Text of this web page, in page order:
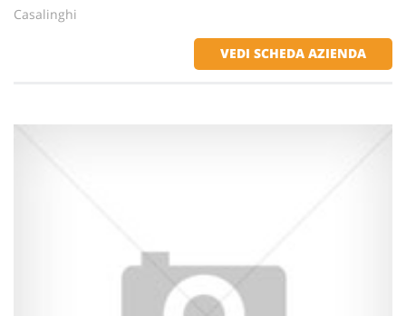
Casalinghi
VEDI SCHEDA AZIENDA